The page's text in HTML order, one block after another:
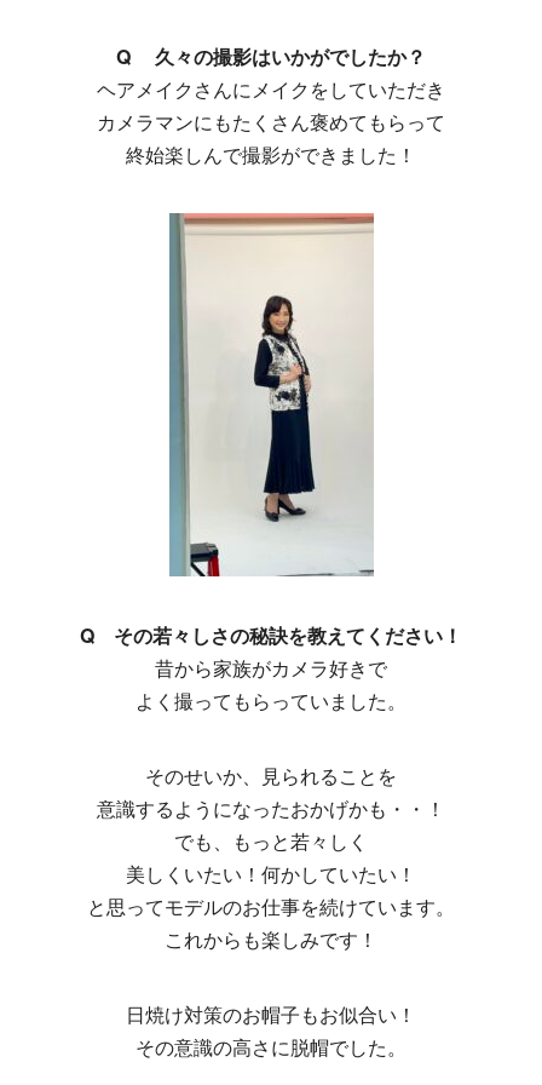
Q 久々の撮影はいかがでしたか？
ヘアメイクさんにメイクをしていただき
カメラマンにもたくさん褒めてもらって
終始楽しんで撮影ができました！
Q その若々しさの秘訣を教えてください！
昔から家族がカメラ好きで
よく撮ってもらっていました。
そのせいか、見られることを
意識するようになったおかげかも・・！
でも、もっと若々しく
美しくいたい！何かしていたい！
と思ってモデルのお仕事を続けています。
これからも楽しみです！
日焼け対策のお帽子もお似合い！
その意識の高さに脱帽でした。